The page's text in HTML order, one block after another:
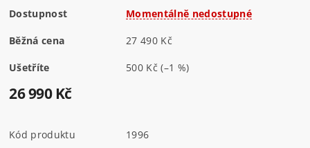
Dostupnost Momentálně nedostupné
Běžná cena 27 490 Kč
Ušetříte 500 Kč(–1 %)
26 990 Kč
Kód produktu
1996